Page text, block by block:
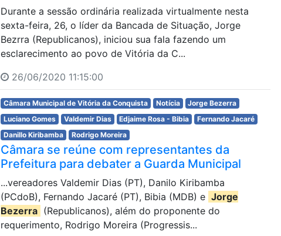
Durante a sessão ordinária realizada virtualmente nesta
sexta-feira, 26, o líder da Bancada de Situação, Jorge
Bezrra (Republicanos), iniciou sua fala fazendo um
esclarecimento ao povo de Vitória da C...
26/06/2020 11:15:00
Câmara Municipal de Vitória da Conquista Notícia
Jorge Bezerra
Luciano Gomes
Valdemir Dias Edjaime Rosa - Bibia
Fernando Jacaré
Danillo Kiribamba
Rodrigo Moreira
Câmara se reúne com representantes da
Prefeitura para debater a Guarda Municipal
...vereadores Valdemir Dias (PT), Danilo Kiribamba
(PCdoB), Fernando Jacaré (PT), Bibia (MDB) e Jorge
Bezerra (Republicanos), além do proponente do
requerimento, Rodrigo Moreira (Progressis...